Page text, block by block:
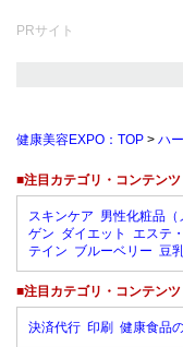
PRサイト
健康美容EXPO：TOP > ハ
■注目カテゴリ・コンテンツ
スキンケア 男性化粧品（
ゲン ダイエット エステ
テイン ブルーベリー 豆
■注目カテゴリ・コンテンツ
決済代行 印刷 健康食品